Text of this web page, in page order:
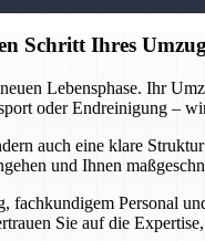
Schritt Ihres
Lebensphase. Ihr
oder Endreinigung –
auch eine klare
und Ihnen
Personal
Sie auf die